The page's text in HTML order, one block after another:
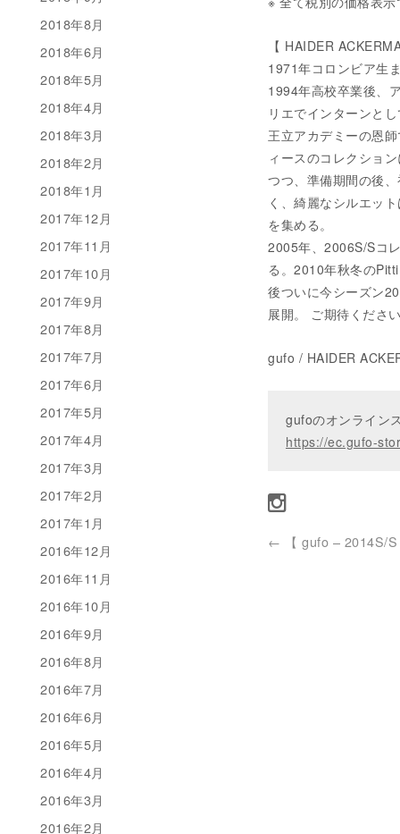
【 HAIDER
1971年コロンビア生
1994年高校卒業後、
リエでインターンと
王立アカデミーの恩
ィースのコレクショ
つつ、準備期間の後
く、綺麗なシルエッ
を集める。
2005年、2006S/Sコ
る。2010年秋冬の
後ついに今シーズン
展開。 ご期待くださ
gufo / HAIDER
gufoのオンライン
https://ec.gufo-
← 【 gufo – 2014S/
2018年8月
2018年6月
2018年5月
2018年4月
2018年3月
2018年2月
2018年1月
2017年12月
2017年11月
2017年10月
2017年9月
2017年8月
2017年7月
2017年6月
2017年5月
2017年4月
2017年3月
2017年2月
2017年1月
2016年12月
2016年11月
2016年10月
2016年9月
2016年8月
2016年7月
2016年6月
2016年5月
2016年4月
2016年3月
2016年2月